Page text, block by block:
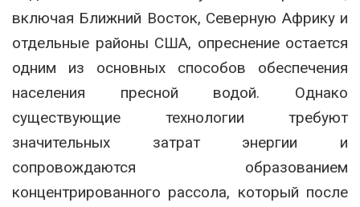
включая Ближний Восток, Северную Африку и
отдельные районы США, опреснение остается
одним из основных способов обеспечения
населения пресной водой. Однако
существующие технологии требуют
значительных затрат энергии и
сопровождаются образованием
концентрированного рассола, который после